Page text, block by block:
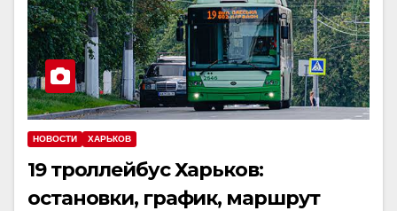
НОВОСТИ ХАРЬКОВ
19 троллейбус Харьков:
остановки, график, маршрут